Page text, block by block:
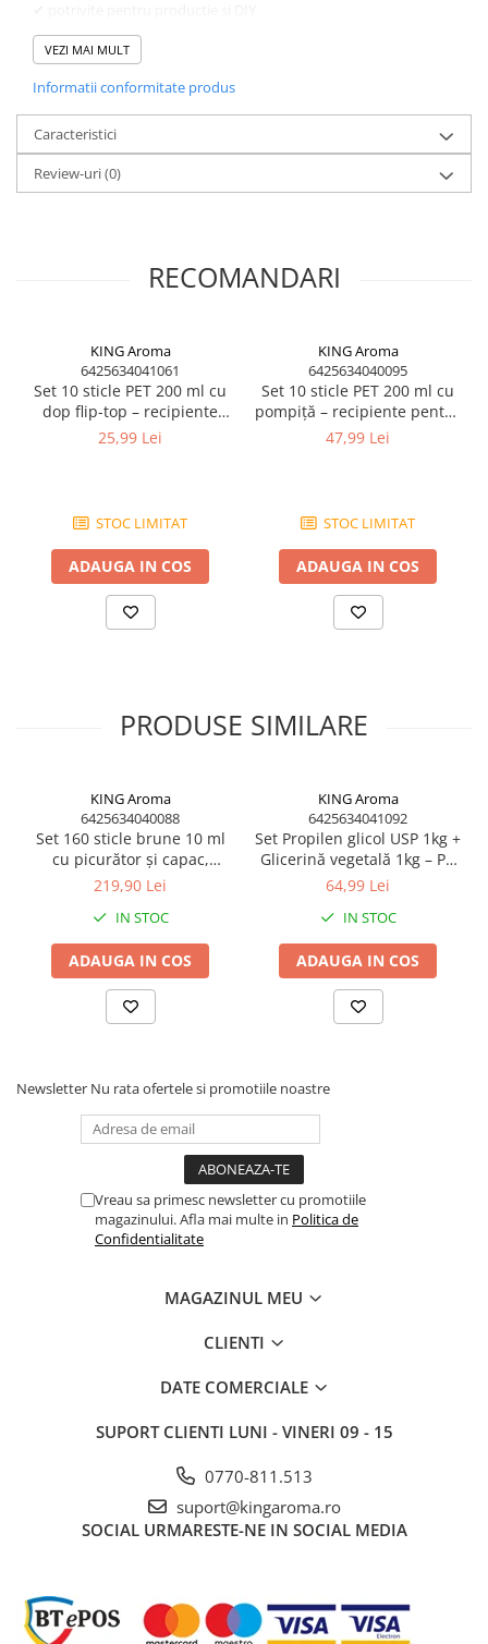
✔ ambalaj sigur pentru lichide
✔ transparență optică bună
✔ claritate ridicată
✔ material PET de calitate
✔ aspect profesional
✔ finisaj curat
✔ potrivit pentru produse de prezentare
Domenii de utilizare
– soluții lichide
– produse handmade
– laborator
– DIY
– producție
Setul este potrivit pentru producători, magazine, laboratoare și
utilizatori care au nevoie de recipiente practice pentru lichide.
VEZI MAI MULT
Informatii conformitate produs
Caracteristici
Review-uri(0)
RECOMANDARI
KING Aroma
6425634041061
Set 10 sticle PET 200 ml cu
dop flip-top – recipiente
pentru cosmetice,
25,99 Lei
STOC LIMITAT
ADAUGA IN COS
KING Aroma
6425634040095
Set 10 sticle PET 200 ml cu
pompiță – recipiente pentru
parfumuri, cosmetice,
47,99 Lei
STOC LIMITAT
ADAUGA IN COS
PRODUSE SIMILARE
KING Aroma
6425634040088
Set 160 sticle brune 10 ml
cu picurător și capac,
pentru uleiuri,
Aroma
219,90 Lei
IN STOC
ADAUGA IN COS
KING Aroma
6425634041092
Set Propilen glicol USP 1kg +
Glicerină vegetală 1kg – PG
VG, uz cosmetic, DIY,
Aroma
64,99 Lei
IN STOC
ADAUGA IN COS
Newsletter Nu rata ofertele si promotiile noastre
Vreau sa primesc newsletter cu promotiile
magazinului. Afla mai multe in Politica de
Confidentialitate
MAGAZINUL MEU
CLIENTI
DATE COMERCIALE
SUPORT CLIENTI LUNI - VINERI 09 - 15
0770-811.513
suport@kingaroma.ro
SOCIAL URMARESTE-NE IN SOCIAL MEDIA